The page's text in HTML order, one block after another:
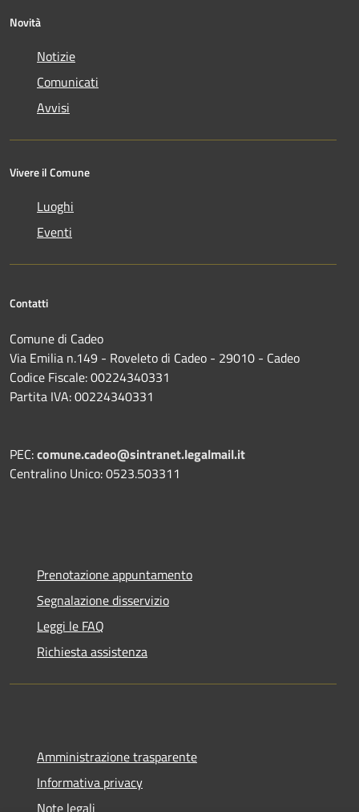
Novità
Notizie
Comunicati
Avvisi
Vivere il Comune
Luoghi
Eventi
Contatti
Comune di Cadeo
Via Emilia n.149 - Roveleto di Cadeo - 29010 - Cadeo
Codice Fiscale: 00224340331
Partita IVA: 00224340331
PEC:comune.cadeo@sintranet.legalmail.it
Centralino Unico: 0523.503311
Prenotazione appuntamento
Segnalazione disservizio
Leggi le FAQ
Richiesta assistenza
Amministrazione trasparente
Informativa privacy
Note legali